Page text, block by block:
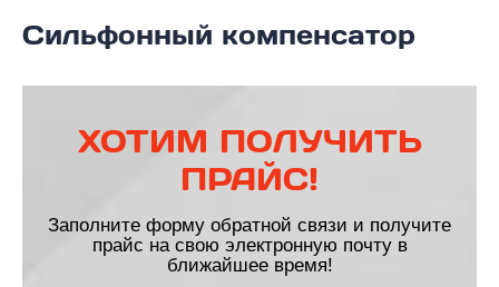
Сильфонный компенсатор
ХОТИМ ПОЛУЧИТЬ
ПРАЙС!
Заполните форму обратной связи и получите
прайс на свою электронную почту в
ближайшее время!